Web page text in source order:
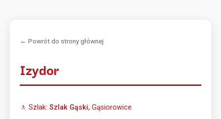
← Powrót do strony głównej
Izydor
🚶 Szlak: Szlak Gąski, Gąsiorowice